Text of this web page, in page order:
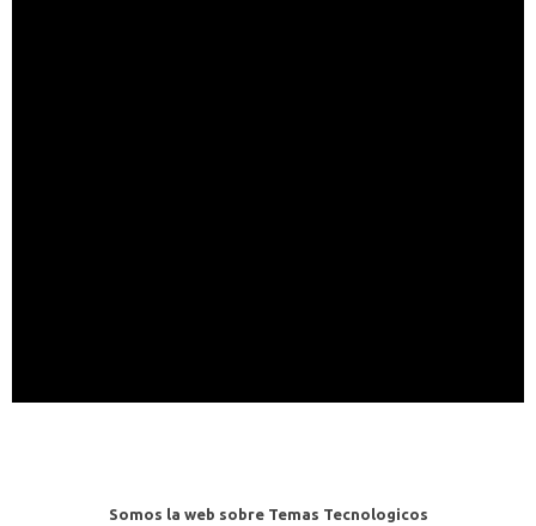
Somos la web sobre Temas Tecnologicos